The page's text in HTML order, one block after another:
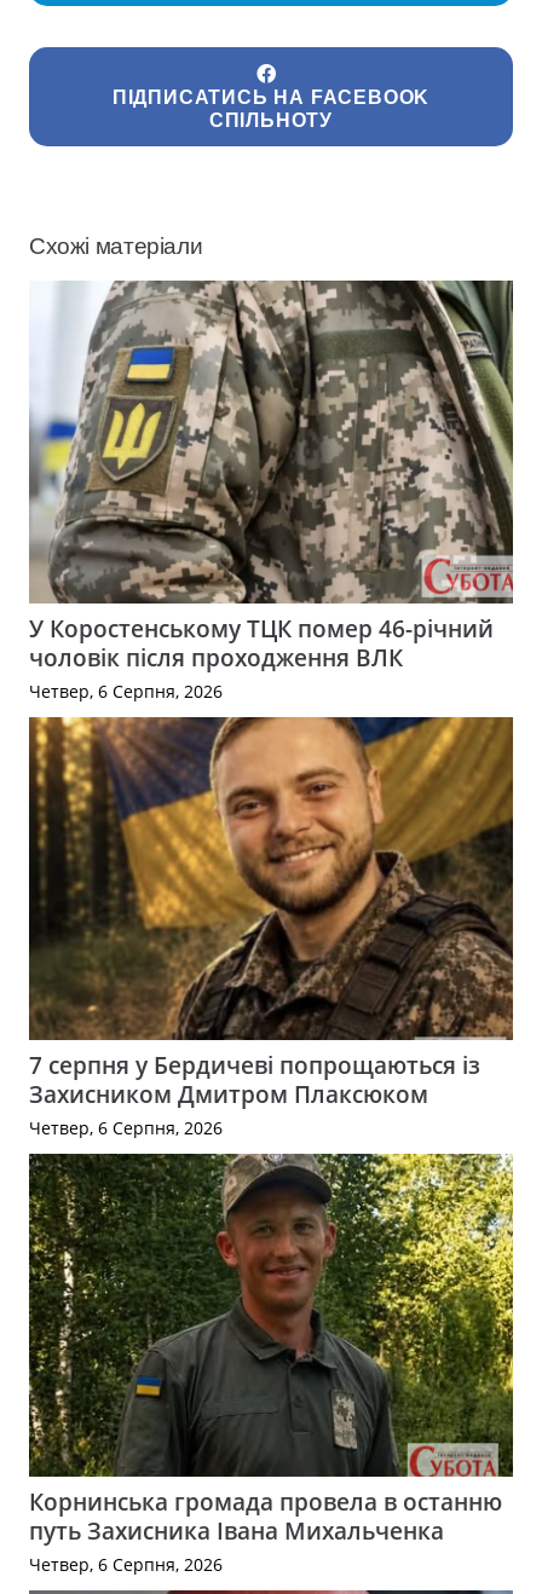
ПІДПИСАТИСЬ НА FACEBOOK
СПІЛЬНОТУ
Схожі матеріали
У Коростенському ТЦК помер 46-річний
чоловік після проходження ВЛК
Четвер, 6 Серпня, 2026
7 серпня у Бердичеві попрощаються із
Захисником Дмитром Плаксюком
Четвер, 6 Серпня, 2026
Корнинська громада провела в останню
путь Захисника Івана Михальченка
Четвер, 6 Серпня, 2026